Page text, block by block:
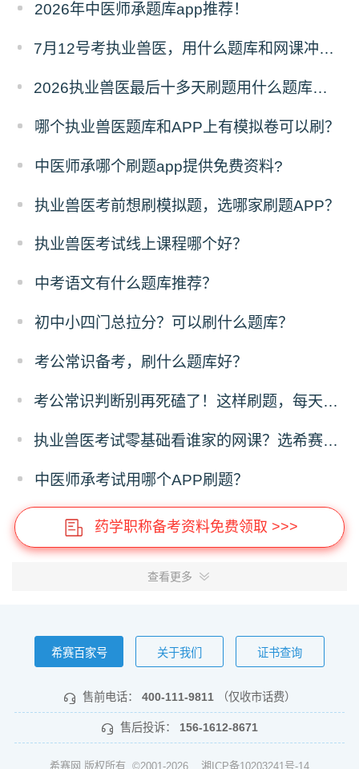
2026年中医师承题库app推荐！
7月12号考执业兽医，用什么题库和网课冲刺比较好？
2026执业兽医最后十多天刷题用什么题库？优题宝备考实测分享
哪个执业兽医题库和APP上有模拟卷可以刷？
中医师承哪个刷题app提供免费资料?
执业兽医考前想刷模拟题，选哪家刷题APP？
执业兽医考试线上课程哪个好？
中考语文有什么题库推荐？
初中小四门总拉分？可以刷什么题库？
考公常识备考，刷什么题库好？
考公常识判断别再死磕了！这样刷题，每天10分钟就够了
执业兽医考试零基础看谁家的网课？选希赛医卫题库就对了
中医师承考试用哪个APP刷题？
药学职称备考资料免费领取 >>>
查看更多
希赛百家号 关于我们 证书查询
售前电话： 400-111-9811 （仅收市话费）
售后投诉： 156-1612-8671
希赛网 版权所有 ©2001-2026 湘ICP备10203241号-14